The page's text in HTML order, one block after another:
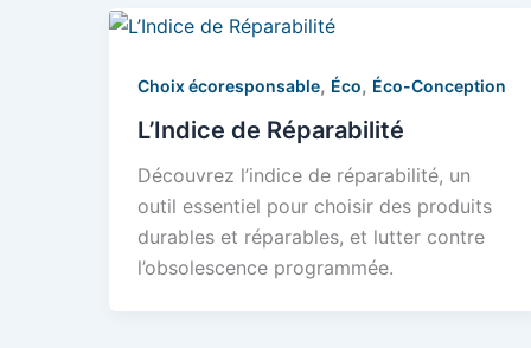
Choix écoresponsable, Éco, Éco-Conception
L’Indice de Réparabilité
Découvrez l’indice de réparabilité, un
outil essentiel pour choisir des produits
durables et réparables, et lutter contre
l’obsolescence programmée.